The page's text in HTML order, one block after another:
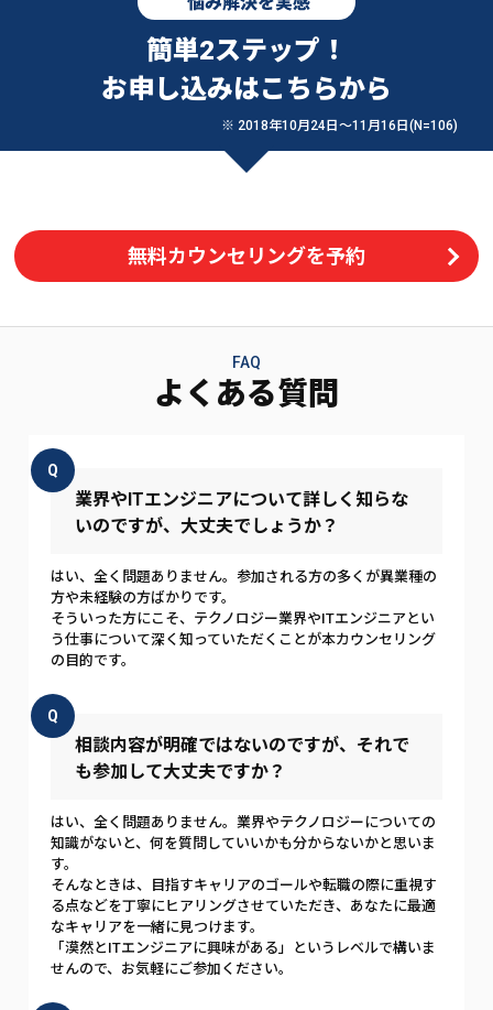
簡単2ステップ！
お申し込みはこちらから
※ 2018年10月24日〜11月16日(N=106)
無料カウンセリングを予約
FAQ
よくある質問
Q
業界やITエンジニアについて詳しく知らな
いのですが、大丈夫でしょうか？
はい、全く問題ありません。参加される方の多くが異業種の
方や未経験の方ばかりです。
そういった方にこそ、テクノロジー業界やITエンジニアとい
う仕事について深く知っていただくことが本カウンセリング
の目的です。
Q
相談内容が明確ではないのですが、それで
も参加して大丈夫ですか？
はい、全く問題ありません。業界やテクノロジーについての
知識がないと、何を質問していいかも分からないかと思いま
す。
そんなときは、目指すキャリアのゴールや転職の際に重視す
る点などを丁寧にヒアリングさせていただき、あなたに最適
なキャリアを一緒に見つけます。
「漠然とITエンジニアに興味がある」というレベルで構いま
せんので、お気軽にご参加ください。